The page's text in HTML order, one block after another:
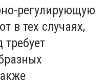
регулирующую
в тех случаях,